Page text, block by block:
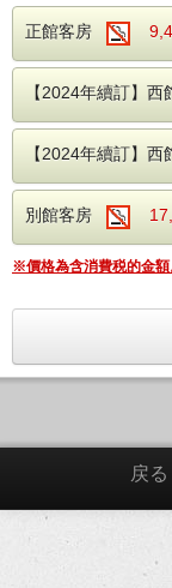
☆提
☆入
☆備
※抵
光臨
◆◇◆
☆色
☆將
等目
近
子
做到
當
在房
餚。
與
正館客房
【2024年續訂】
【2024年續訂】
別館客房
※價格為含消費税的金額
戻る